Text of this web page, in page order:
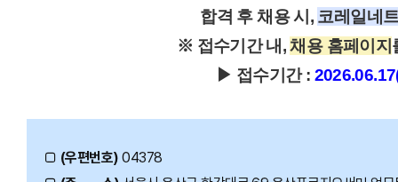
합격 후 채용 시, 코레일네
※ 접수기간 내,채용 홈페이지
▶ 접수기간 :